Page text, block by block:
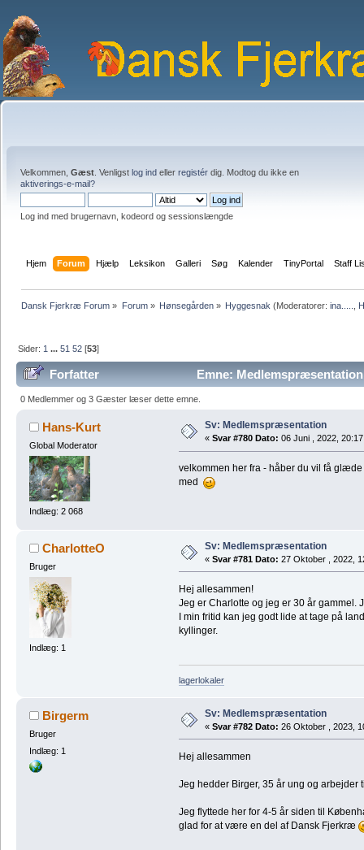
Velkommen, Gæst . Venligst log ind eller registér dig. Modtog du ikke en
aktiverings-e-mail?
Log ind med brugernavn, kodeord og sessionslængde
Hjem Forum Hjælp Leksikon Galleri Søg Kalender TinyPortal Staff
Dansk Fjerkræ Forum » Forum» Hønsegården» Hyggesnak (Moderatorer:ina.....
Sider: 1 ...51 52 [53]
Forfatter Emne:
0 Medlemmer og 3 Gæster læser dette emne.
Hans-Kurt
Global Moderator
Indlæg: 2 068
Sv: Medlemspræsentation
« Svar #780 Dato: 06 Juni , 2022,
velkommen her fra - håber du vil få
med
CharlotteO
Bruger
Indlæg: 1
Sv: Medlemspræsentation
« Svar #781 Dato: 27 Oktober , 2022,
Hej allesammen!
Jeg er Charlotte og jeg er 30 år gammel.
I min fritid kan jeg godt lide at tage på
kyllinger.
lagerlokaler
Birgerm
Bruger
Indlæg: 1
Sv: Medlemspræsentation
« Svar #782 Dato: 26 Oktober , 2023,
Hej allesammen
Jeg hedder Birger, 35 år ung og arbejder
Jeg flyttede her for 4-5 år siden til
glad for at være en del af Dansk Fjerkræ